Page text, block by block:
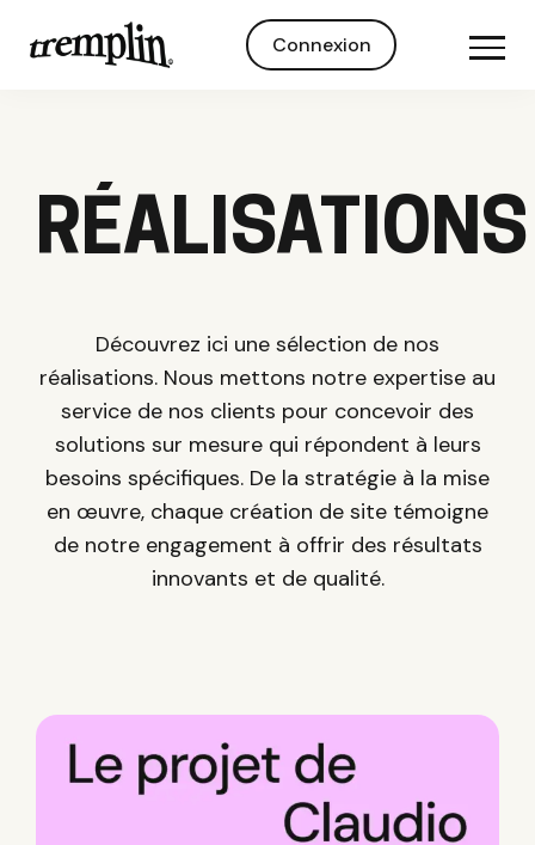
Connexion
RÉALISATIONS
Découvrez ici une sélection de nos
réalisations. Nous mettons notre expertise au
service de nos clients pour concevoir des
solutions sur mesure qui répondent à leurs
besoins spécifiques. De la stratégie à la mise
en œuvre, chaque création de site témoigne
de notre engagement à offrir des résultats
innovants et de qualité.